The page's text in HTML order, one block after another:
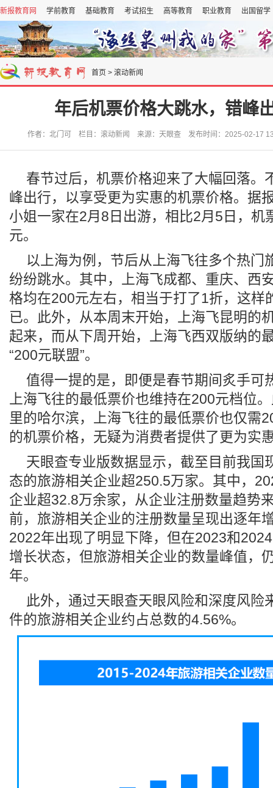
新报教育网 学前教育 基础教育 考试招生 高等教育 职业教育 出国留学
首页 > 滚动新闻
年后机票价格大跳水，错峰
作者：北门可 栏目：滚动新闻 来源：天眼查 发布时间：2025-02-17
春节过后，机票价格迎来了大幅回落。
峰出行，以享受更为实惠的机票价格。据
小姐一家在2月8日出游，相比2月5日，机
元。
以上海为例，节后从上海飞往多个热门
纷纷跳水。其中，上海飞成都、重庆、西
格均在200元左右，相当于打了1折，这样
已。此外，从本周末开始，上海飞昆明的
起来，而从下周开始，上海飞西双版纳的
“200元联盟”。
值得一提的是，即便是春节期间炙手可
上海飞往的最低票价也维持在200元档位
里的哈尔滨，上海飞往的最低票价也仅需
的机票价格，无疑为消费者提供了更为实
天眼查专业版数据显示，截至目前我国
态的旅游相关企业超250.5万家。其中，
企业超32.8万余家，从企业注册数量趋势
前，旅游相关企业的注册数量呈现出逐年
2022年出现了明显下降，但在2023和
增长状态，但旅游相关企业的数量峰值，
年。
此外，通过天眼查天眼风险和深度风险
件的旅游相关企业约占总数的4.56%。